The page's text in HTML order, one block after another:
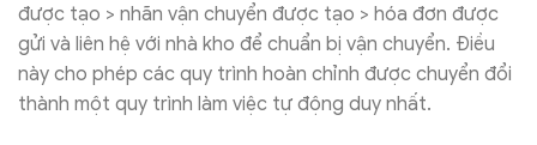
được tạo > nhãn vận chuyển được tạo > hóa đơn được
gửi và liên hệ với nhà kho để chuẩn bị vận chuyển. Điều
này cho phép các quy trình hoàn chỉnh được chuyển đổi
thành một quy trình làm việc tự động duy nhất.